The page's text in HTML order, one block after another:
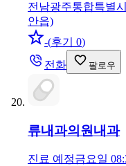
전남광주통합특별
안읍)
-(후기 0)
전화
팔로우
류내과의원 내과
진료 예정금요일